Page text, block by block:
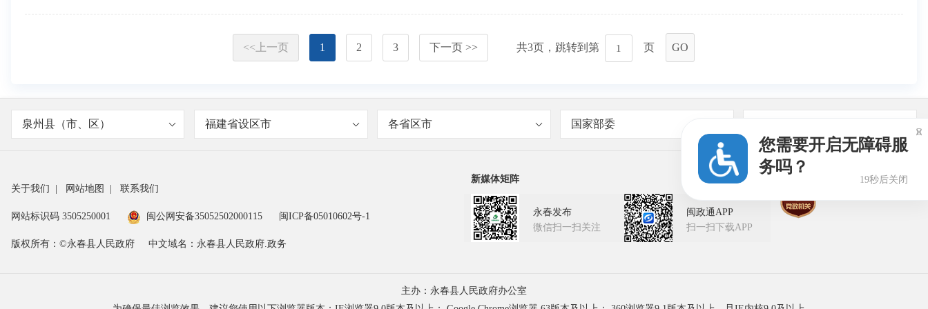
<<上一页 1 2 3 下一页 >> 共3页，跳转到第 页 GO
泉州县（市、区） 福建省设区市 各省区市 国家部委
关于我们 网站地图 联系我们
网站标识码 3505250001 闽公网安备35052502000115 闽ICP备05010602号-1
版权所有：©永春县人民政府 中文域名：永春县人民政府.政务
新媒体矩阵
永春发布
微信扫一扫关注
闽政通APP
扫一扫下载APP
主办：永春县人民政府办公室
您需要开启无障碍服
务吗？
18秒后关闭
